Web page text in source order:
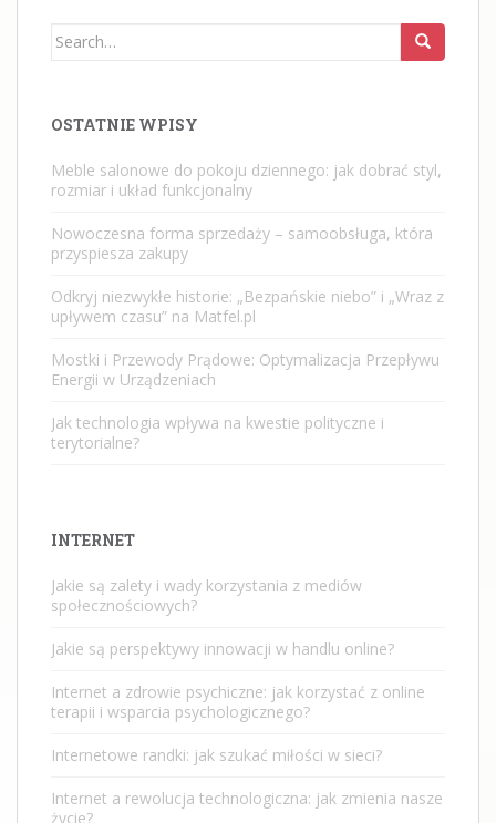
Search
OSTATNIE WPISY
Meble salonowe do pokoju dziennego: jak dobrać styl,
rozmiar i układ funkcjonalny
Nowoczesna forma sprzedaży – samoobsługa, która
przyspiesza zakupy
Odkryj niezwykłe historie: „Bezpańskie niebo” i „Wraz z
upływem czasu” na Matfel.pl
Mostki i Przewody Prądowe: Optymalizacja Przepływu
Energii w Urządzeniach
Jak technologia wpływa na kwestie polityczne i
terytorialne?
INTERNET
Jakie są zalety i wady korzystania z mediów
społecznościowych?
Jakie są perspektywy innowacji w handlu online?
Internet a zdrowie psychiczne: jak korzystać z online
terapii i wsparcia psychologicznego?
Internetowe randki: jak szukać miłości w sieci?
Internet a rewolucja technologiczna: jak zmienia nasze
życie?